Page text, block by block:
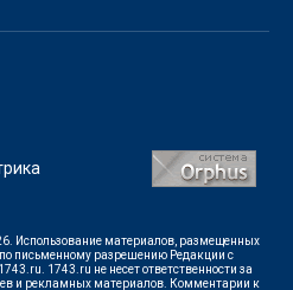
Использование материалов, размещенных
по письменному разрешению Редакции с
1743.ru не несет ответственности за
и рекламных материалов. Комментарии к